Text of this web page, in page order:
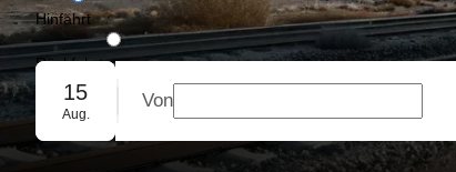
Hinfahrt
Rückfahrt
Gruppenbuchung
15
Aug.
Von